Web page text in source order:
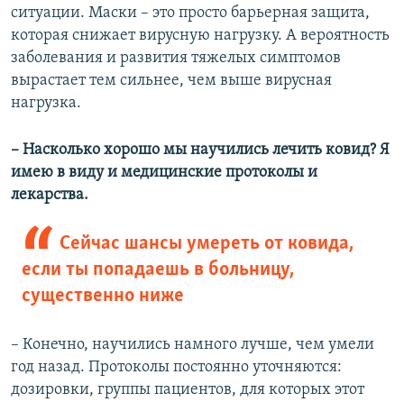
ситуации. Маски – это просто барьерная защита,
которая снижает вирусную нагрузку. А вероятность
заболевания и развития тяжелых симптомов
вырастает тем сильнее, чем выше вирусная
нагрузка.
– Насколько хорошо мы научились лечить ковид? Я
имею в виду и медицинские протоколы и
лекарства.
Сейчас шансы умереть от ковида,
если ты попадаешь в больницу,
существенно ниже
– Конечно, научились намного лучше, чем умели
год назад. Протоколы постоянно уточняются:
дозировки, группы пациентов, для которых этот